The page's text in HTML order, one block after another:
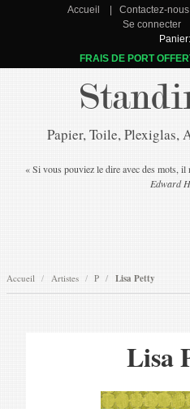
Accueil Contactez-nous
Se connecter
FRAIS DE PORT
Papier, Toile, Plexiglas,
« Si vous pouviez le dire avec des mots,
Edward
Accueil Artistes P Lisa Petty
Lisa